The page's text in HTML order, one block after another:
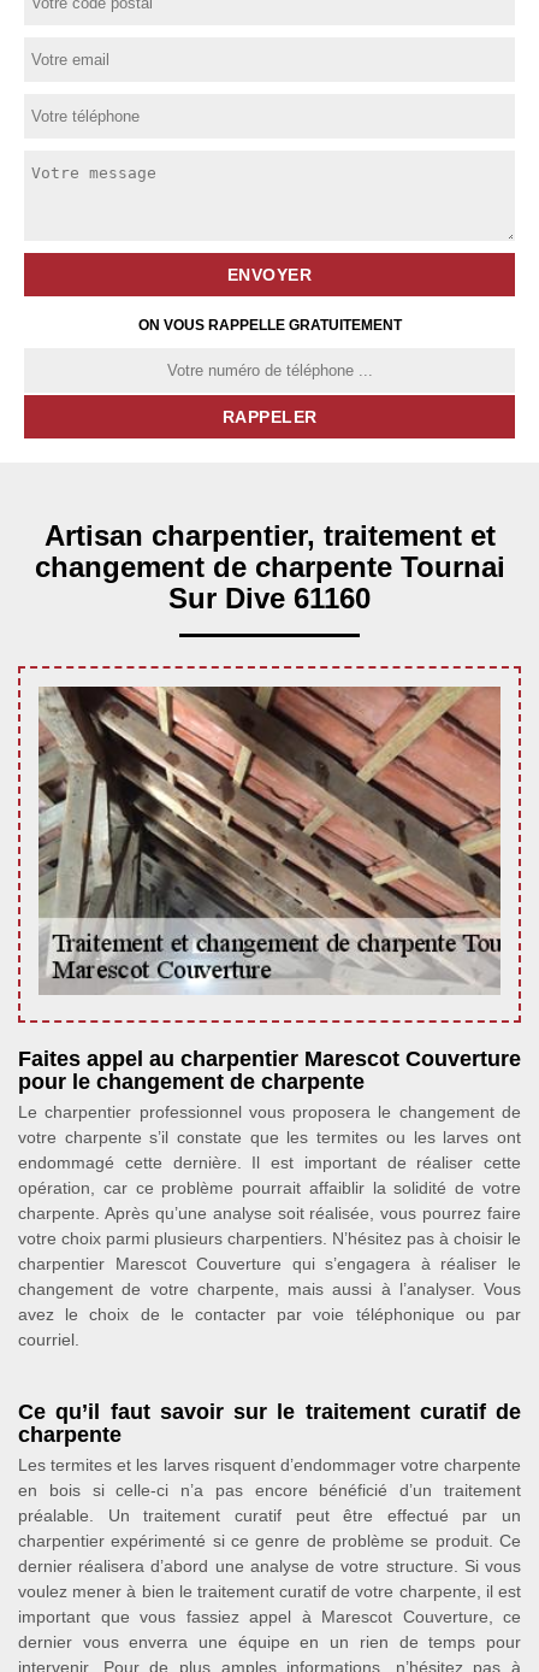
ON VOUS RAPPELLE GRATUITEMENT
Artisan charpentier, traitement et
changement de charpente Tournai
Sur Dive 61160
Faites appel au charpentier Marescot Couverture
pour le changement de charpente
Le charpentier professionnel vous proposera le changement de
votre charpente s’il constate que les termites ou les larves ont
endommagé cette dernière. Il est important de réaliser cette
opération, car ce problème pourrait affaiblir la solidité de votre
charpente. Après qu’une analyse soit réalisée, vous pourrez faire
votre choix parmi plusieurs charpentiers. N’hésitez pas à choisir le
charpentier Marescot Couverture qui s’engagera à réaliser le
changement de votre charpente, mais aussi à l’analyser. Vous
avez le choix de le contacter par voie téléphonique ou par
courriel.
Ce qu’il faut savoir sur le traitement curatif de
charpente
Les termites et les larves risquent d’endommager votre charpente
en bois si celle-ci n’a pas encore bénéficié d’un traitement
préalable. Un traitement curatif peut être effectué par un
charpentier expérimenté si ce genre de problème se produit. Ce
dernier réalisera d’abord une analyse de votre structure. Si vous
voulez mener à bien le traitement curatif de votre charpente, il est
important que vous fassiez appel à Marescot Couverture, ce
dernier vous enverra une équipe en un rien de temps pour
intervenir. Pour de plus amples informations, n’hésitez pas à